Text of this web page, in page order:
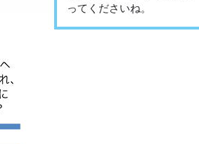
ってくださいね。